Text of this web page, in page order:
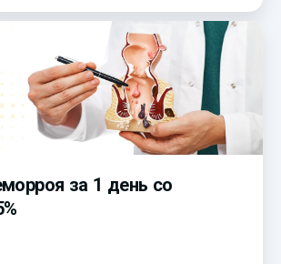
за 1 день со